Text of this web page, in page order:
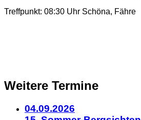
Details
Treffpunkt: 08:30 Uhr Schöna, Fähre
Weitere Termine
04.09.2026